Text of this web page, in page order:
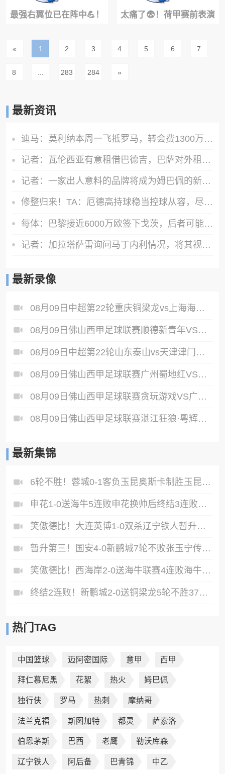
最强右翼位已在阵中💪！
将对手晃倒
太痛了😨！荷甲赛前表演
撞上广告牌
« 1 2 3 4 5 6 7
8 283 284 »
最新资讯
迪马：莫利纳本周一飞抵罗马，转会费1300万+400万欧浮动奖金
记者：瓦伦西亚有意租借巴德吉，巴萨对外租球员持开放态度
记者：一家出人意料的品牌将成为姆巴佩的新赞助商，谈判接近达成
修整归来！TA：厄德高持球稳当控球从容，尽显世界杯中的巅峰水准
每体：巴黎接近6000万欧签下戈茨，后者可能比费兰更早加盟
记者：加拉塔萨雷询问马丁内利情况，将其视为莱奥的头号替代人选
最新录像
08月09日中超第22轮重庆铜梁龙vs上海海港全场录像
08月09日佛山西甲足球联赛顺德新青年VS三水乐民兴健力宝全场录像
08月09日中超第22轮山东泰山vs天津津门虎全场录像
08月09日佛山西甲足球联赛广州蜀地红VS广东客家青年全场录像
08月09日佛山西甲足球联赛贪玩游戏VS广东西南建设全场录像
08月09日佛山西甲足球联赛湛江狂狼·粵辉能源VS三七互娱全场录像
最新集锦
6轮不胜！蓉城0-1客负玉昆奥斯卡制胜玉昆暂第三蓉城全场1射正
申花1-0送海牛5连败申花换帅后终结3连败阿苏埃助攻徐皓阳制胜
笑傲德比！大连英博1-0双杀辽宁铁人暂升第2斯坦丘远射制胜
暂升第三！国安4-0新鹏城7轮不败张玉宁传射达万双响法比奥破门
笑傲德比！西海岸2-0送海牛联赛4连败海牛仍垫底西海岸升至第二
终结2连败！新鹏城2-0送铜梁龙5轮不胜37岁姜至鹏破门韦斯利建功
热门TAG
中国篮球 迈阿密国际 意甲 西甲
拜仁慕尼黑 花絮 热火 姆巴佩
独行侠 罗马 热刺 摩纳哥
法兰克福 斯图加特 都灵 萨索洛
伯恩茅斯 巴西 老鹰 勒沃库森
辽宁铁人 阿后备 巴青锦 中乙